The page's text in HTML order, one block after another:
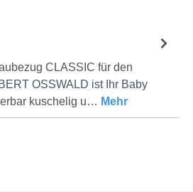
CLASSIC für den
OSSWALD ist Ihr Baby
kuschelig u… Mehr